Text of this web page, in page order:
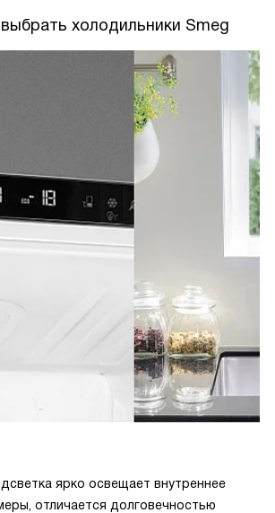
холодильники Smeg
ярко освещает внутреннее
отличается долговечностью